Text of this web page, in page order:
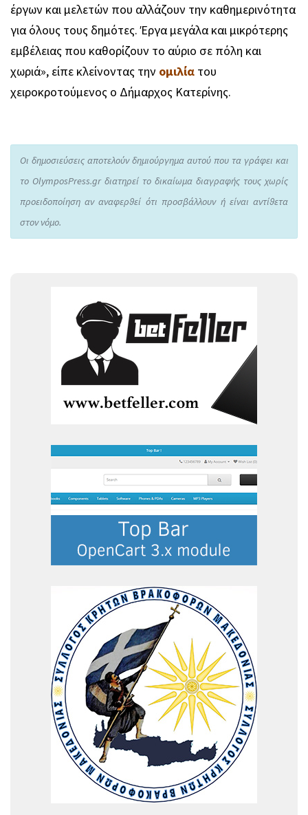
έργων και μελετών που αλλάζουν την καθημερινότητα
για όλους τους δημότες. Έργα μεγάλα και μικρότερης
εμβέλειας που καθορίζουν το αύριο σε πόλη και
χωριά», είπε κλείνοντας την ομιλία του
χειροκροτούμενος ο Δήμαρχος Κατερίνης.
Οι δημοσιεύσεις αποτελούν δημιούργημα αυτού που τα γράφει και
το OlymposPress.gr διατηρεί το δικαίωμα διαγραφής τους χωρίς
προειδοποίηση αν αναφερθεί ότι προσβάλλουν ή είναι αντίθετα
στον νόμο.